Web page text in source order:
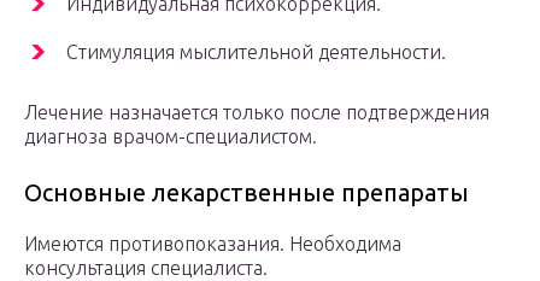
Стимуляция мыслительной деятельности.
Лечение назначается только после подтверждения
диагноза врачом-специалистом.
Основные лекарственные препараты
Имеются противопоказания. Необходима
консультация специалиста.